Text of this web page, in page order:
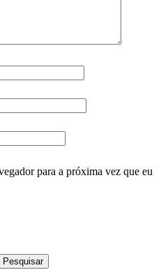
para a próxima vez que eu
Pesquisar